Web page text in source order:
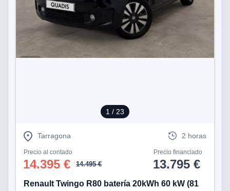
1 / 23
Tarragona 2 horas
Precio al contado
14.395 € 14.495 €
Precio financiado
13.795 €
Renault Twingo R80 batería 20kWh 60 kW (81